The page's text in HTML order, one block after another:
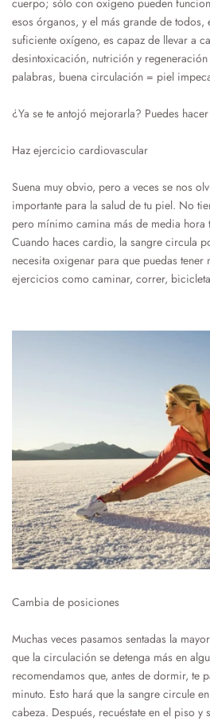
cuerpo; sólo con oxígeno pueden
esos órganos, y el más grande de todos,
suficiente oxígeno, es capaz de llevar a
desintoxicación, nutrición y
palabras, buena circulación = piel
¿Ya se te antojó mejorarla? Puedes
Haz ejercicio cardiovascular
Suena muy obvio, pero a veces se nos
importante para la salud de tu piel. No
pero mínimo camina más de media hora
Cuando haces cardio, la sangre circula
necesita oxigenar para que puedas tener
ejercicios como caminar, correr,
Cambia de posiciones
Muchas veces pasamos sentadas la
que la circulación se detenga más en
recomendamos que, antes de dormir, te
minuto. Esto hará que la sangre circule
cabeza. Después, recuéstate en el piso y